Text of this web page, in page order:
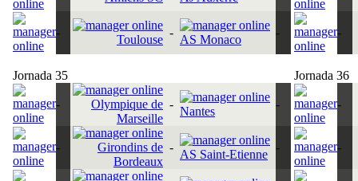
-
Toulouse
-
AS Monaco
- -
Jornada 35 Jornada 36
-
Olympique de
Marseille
-
Nantes
- -
-
Girondins de
Bordeaux
-
AS Saint-Etienne
- -